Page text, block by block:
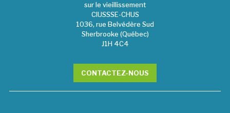
sur le vieillissement
CIUSSSE-CHUS
1036, rue Belvédère Sud
Sherbrooke (Québec)
J1H 4C4
CONTACTEZ-NOUS